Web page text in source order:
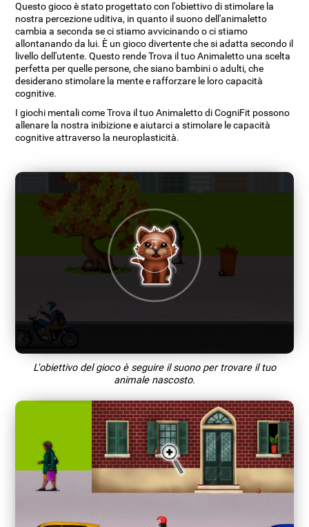
Questo gioco è stato progettato con l'obiettivo di stimolare la
nostra percezione uditiva, in quanto il suono dell'animaletto
cambia a seconda se ci stiamo avvicinando o ci stiamo
allontanando da lui. È un gioco divertente che si adatta secondo il
livello dell'utente. Questo rende Trova il tuo Animaletto una scelta
perfetta per quelle persone, che siano bambini o adulti, che
desiderano stimolare la mente e rafforzare le loro capacità
cognitive.
I giochi mentali come Trova il tuo Animaletto di CogniFit possono
allenare la nostra inibizione e aiutarci a stimolare le capacità
cognitive attraverso la neuroplasticità.
L'obiettivo del gioco è seguire il suono per trovare il tuo
animale nascosto.